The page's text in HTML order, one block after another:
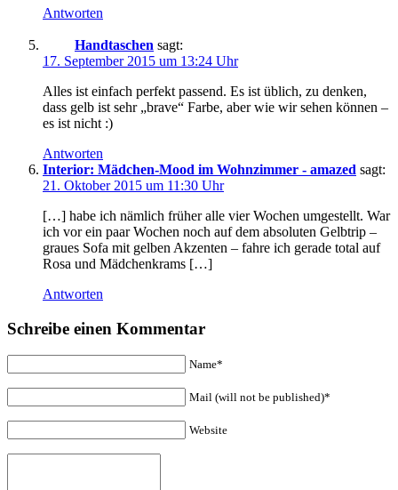
Antworten
Handtaschen sagt:
17. September 2015 um 13:24 Uhr
Alles ist einfach perfekt passend. Es ist üblich, zu denken,
dass gelb ist sehr „brave“ Farbe, aber wie wir sehen können –
es ist nicht :)
Antworten
Interior: Mädchen-Mood im Wohnzimmer - amazed sagt:
21. Oktober 2015 um 11:30 Uhr
[…] habe ich nämlich früher alle vier Wochen umgestellt. War
ich vor ein paar Wochen noch auf dem absoluten Gelbtrip –
graues Sofa mit gelben Akzenten – fahre ich gerade total auf
Rosa und Mädchenkrams […]
Antworten
Schreibe einen Kommentar
Name*
Mail (will not be published)*
Website